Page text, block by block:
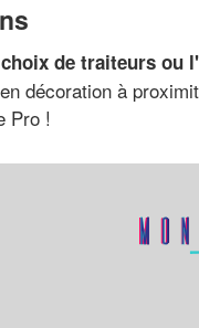
de traiteurs ou
décoration à
Pro !